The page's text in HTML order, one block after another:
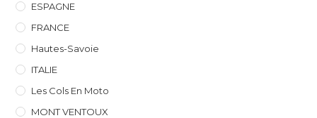
ESPAGNE
FRANCE
Hautes-Savoie
ITALIE
Les Cols En Moto
MONT VENTOUX